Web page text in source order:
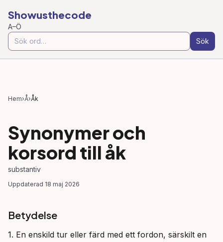
Showusthecode
A–Ö
Sök
Hem›Å›Åk
Synonymer och
korsord till åk
substantiv
Uppdaterad 18 maj 2026
Betydelse
1. En enskild tur eller färd med ett fordon, särskilt en